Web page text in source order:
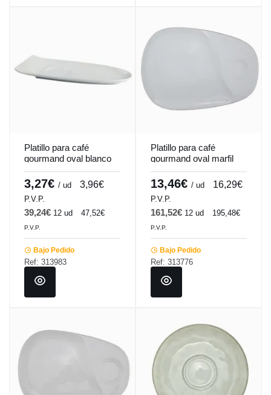
Platillo para café
gourmand oval blanco
porcelana 23 cm
Prismo Pro.mundi
3,27€ / ud 3,96€
P.V.P.
39,24€ 12 ud 47,52€
P.V.P.
Bajo Pedido
Ref: 313983
Platillo para café
gourmand oval marfil
porcelana 33 cm
Pro.mundi
13,46€ / ud 16,29€
P.V.P.
161,52€ 12 ud 195,48€
P.V.P.
Bajo Pedido
Ref: 313776